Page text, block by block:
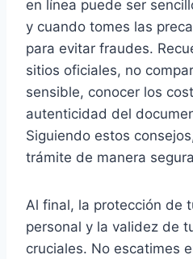
en línea puede ser
y cuando tomes las
para evitar fraudes.
sitios oficiales, no
sensible, conocer los
autenticidad del
Siguiendo estos
trámite de manera
Al final, la protección de
personal y la validez de
cruciales. No escatimes